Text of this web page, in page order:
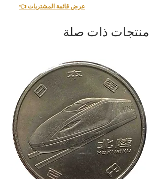
👈 عرض قائمة المشتريات
منتجات ذات صلة